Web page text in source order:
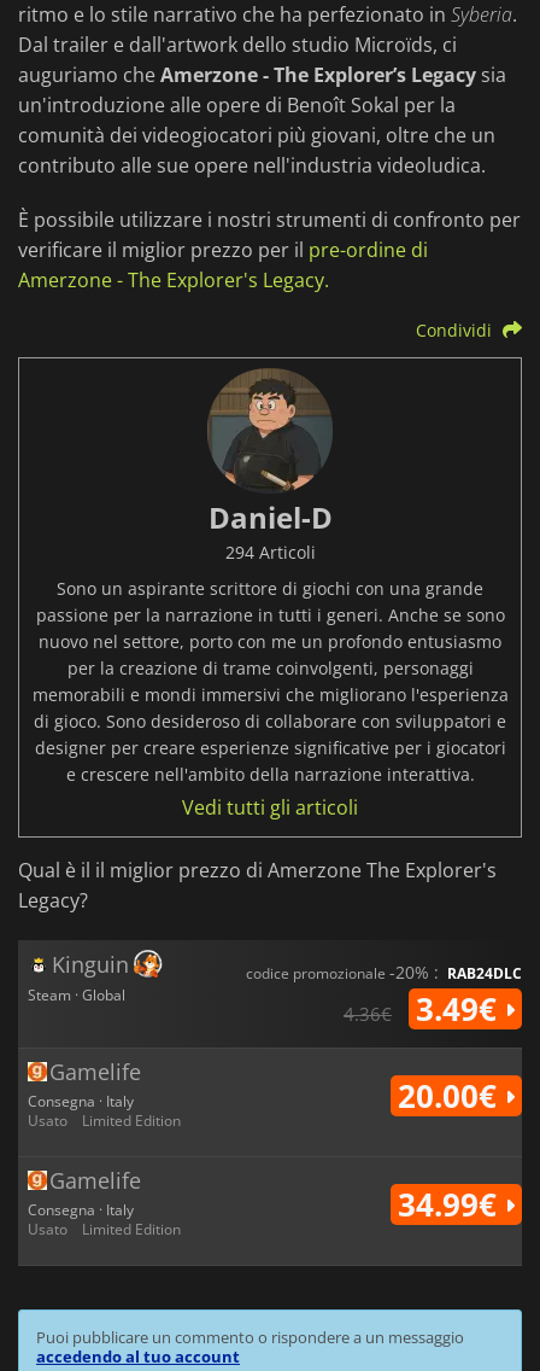
ritmo e lo stile narrativo che ha perfezionato in Syberia.
Dal trailer e dall'artwork dello studio Microïds, ci
auguriamo cheAmerzone - The Explorer’s Legacy sia
un'introduzione alle opere di Benoît Sokal per la
comunità dei videogiocatori più giovani, oltre che un
contributo alle sue opere nell'industria videoludica.
È possibile utilizzare i nostri strumenti di confronto per
verificare il miglior prezzo per il pre-ordine di
Amerzone - The Explorer's Legacy.
Condividi
Daniel-D
294 Articoli
Sono un aspirante scrittore di giochi con una grande
passione per la narrazione in tutti i generi. Anche se sono
nuovo nel settore, porto con me un profondo entusiasmo
per la creazione di trame coinvolgenti, personaggi
memorabili e mondi immersivi che migliorano l'esperienza
di gioco. Sono desideroso di collaborare con sviluppatori e
designer per creare esperienze significative per i giocatori
e crescere nell'ambito della narrazione interattiva.
Vedi tutti gli articoli
Qual è il il miglior prezzo di Amerzone The Explorer's
Legacy?
Kinguin
Steam · Global
codice promozionale -20% : RAB24DLC
4.36€ 3.49€
Gamelife
Consegna · Italy
Usato
Limited Edition
20.00€
Gamelife
Consegna · Italy
Usato
Limited Edition
34.99€
Puoi pubblicare un commento o rispondere a un messaggio
accedendo al tuo account